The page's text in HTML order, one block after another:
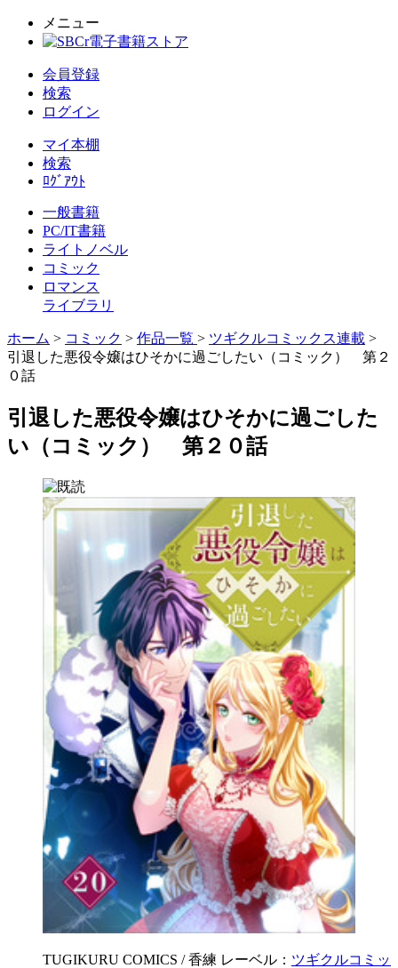
メニュー
会員登録
検索
ログイン
マイ本棚
検索
ﾛｸﾞｱｳﾄ
一般書籍
PC/IT書籍
ライトノベル
コミック
ロマンス
ライブラリ
ホーム > コミック > 作品一覧 > ツギクルコミックス連載 >
引退した悪役令嬢はひそかに過ごしたい（コミック） 第２
０話
引退した悪役令嬢はひそかに過ごした
い（コミック） 第２０話
TUGIKURU COMICS / 香練 レーベル： ツギクルコミッ